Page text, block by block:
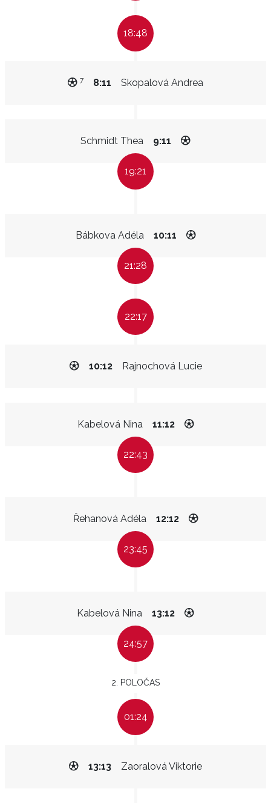
18:48
Skopalová Andrea
8:11
7
Schmidt Thea 9:11
19:21
Bábkova Adéla 10:11
21:28
22:17
Rajnochová Lucie
10:12
Kabelová Nina 11:12
22:43
Řehanová Adéla 12:12
23:45
Kabelová Nina 13:12
24:57
2. POLOČAS
01:24
Zaoralová Viktorie
13:13